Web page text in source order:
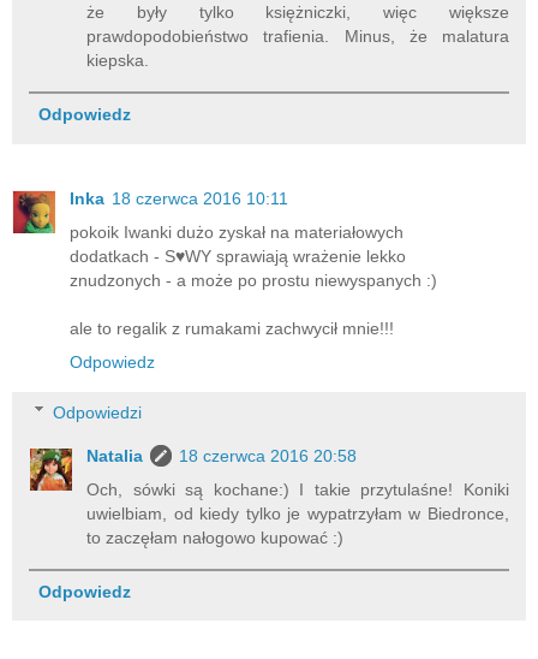
że były tylko księżniczki, więc większe
prawdopodobieństwo trafienia. Minus, że malatura
kiepska.
Odpowiedz
Inka 18 czerwca 2016 10:11
pokoik Iwanki dużo zyskał na materiałowych
dodatkach - S♥WY sprawiają wrażenie lekko
znudzonych - a może po prostu niewyspanych :)
ale to regalik z rumakami zachwycił mnie!!!
Odpowiedz
Odpowiedzi
Natalia
18 czerwca 2016 20:58
Och, sówki są kochane:) I takie przytulaśne! Koniki
uwielbiam, od kiedy tylko je wypatrzyłam w Biedronce,
to zaczęłam nałogowo kupować :)
Odpowiedz